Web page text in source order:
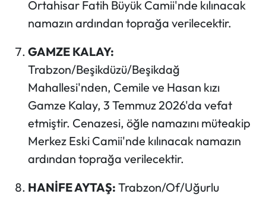
Ortahisar Fatih Büyük Camii'nde kılınacak
namazın ardından toprağa verilecektir.
GAMZE KALAY:
Trabzon/Beşikdüzü/Beşikdağ
Mahallesi'nden, Cemile ve Hasan kızı
Gamze Kalay, 3 Temmuz 2026'da vefat
etmiştir. Cenazesi, öğle namazını müteakip
Merkez Eski Camii'nde kılınacak namazın
ardından toprağa verilecektir.
HANİFE AYTAŞ: Trabzon/Of/Uğurlu